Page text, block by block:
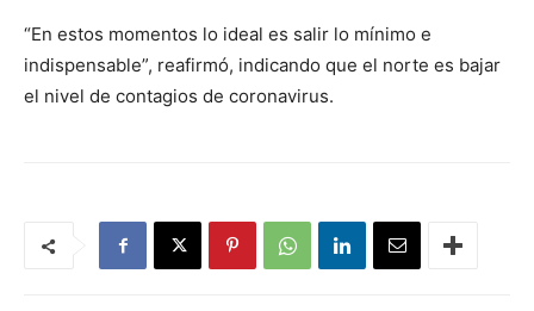
“En estos momentos lo ideal es salir lo mínimo e
indispensable”, reafirmó, indicando que el norte es bajar
el nivel de contagios de coronavirus.